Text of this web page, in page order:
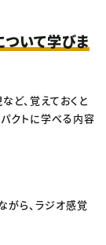
いて学びま
ど、覚えておくと
クトに学べる内容
がら、ラジオ感覚